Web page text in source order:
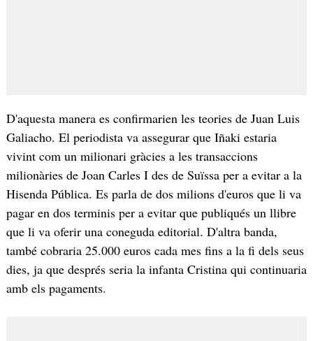
D'aquesta manera es confirmarien les teories de Juan Luis
Galiacho. El periodista va assegurar que Iñaki estaria
vivint com un milionari gràcies a les transaccions
milionàries de Joan Carles I des de Suïssa per a evitar a la
Hisenda Pública. Es parla de dos milions d'euros que li va
pagar en dos terminis per a evitar que publiqués un llibre
que li va oferir una coneguda editorial. D'altra banda,
també cobraria 25.000 euros cada mes fins a la fi dels seus
dies, ja que després seria la infanta Cristina qui continuaria
amb els pagaments.